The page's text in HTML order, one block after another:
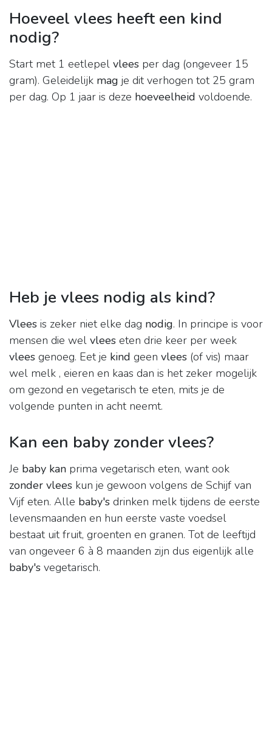
Hoeveel vlees heeft een kind
nodig?
Start met 1 eetlepel vlees per dag (ongeveer 15
gram). Geleidelijk mag je dit verhogen tot 25 gram
per dag. Op 1 jaar is deze hoeveelheid voldoende.
Heb je vlees nodig als kind?
Vlees is zeker niet elke dag nodig. In principe is voor
mensen die wel vlees eten drie keer per week
vlees genoeg. Eet je kind geen vlees (of vis) maar
wel melk , eieren en kaas dan is het zeker mogelijk
om gezond en vegetarisch te eten, mits je de
volgende punten in acht neemt.
Kan een baby zonder vlees?
Je baby kan prima vegetarisch eten, want ook
zonder vlees kun je gewoon volgens de Schijf van
Vijf eten. Alle baby's drinken melk tijdens de eerste
levensmaanden en hun eerste vaste voedsel
bestaat uit fruit, groenten en granen. Tot de leeftijd
van ongeveer 6 à 8 maanden zijn dus eigenlijk alle
baby's vegetarisch.